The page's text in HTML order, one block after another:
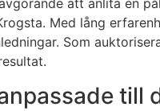
att anlita en
Med lång
Som
till